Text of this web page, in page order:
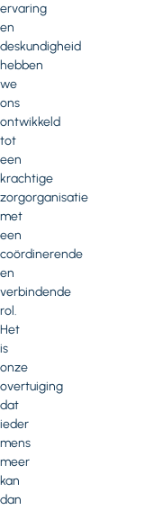
ervaring
en
deskundigheid
hebben
we
ons
ontwikkeld
tot
een
krachtige
zorgorganisatie
met
een
coördinerende
en
verbindende
rol.
Het
is
onze
overtuiging
dat
ieder
mens
meer
kan
dan